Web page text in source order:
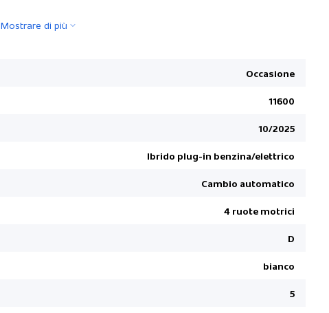
Mostrare di più
Occasione
11600
10/2025
Ibrido plug-in benzina/elettrico
Cambio automatico
4 ruote motrici
D
bianco
5